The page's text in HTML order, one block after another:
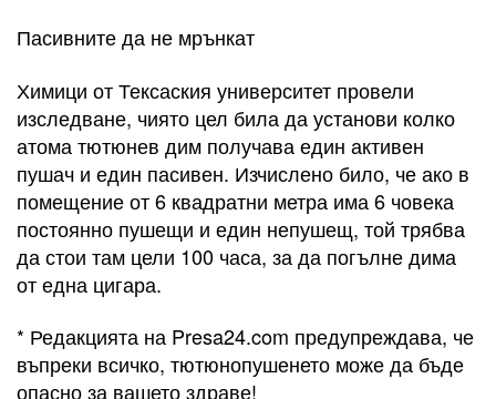
Пасивните да не мрънкат
Химици от Тексаския университет провели
изследване, чиято цел била да установи колко
атома тютюнев дим получава един активен
пушач и един пасивен. Изчислено било, че ако в
помещение от 6 квадратни метра има 6 човека
постоянно пушещи и един непушещ, той трябва
да стои там цели 100 часа, за да погълне дима
от една цигара.
* Редакцията на Presa24.com предупреждава, че
въпреки всичко, тютюнопушенето може да бъде
опасно за вашето здраве!